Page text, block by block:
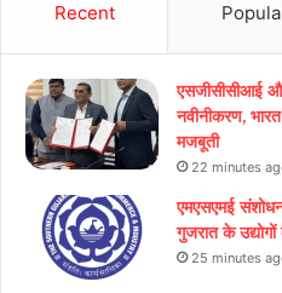
Recent
एसजीसीसीआई
नवीनीकरण,
मजबूती
22 minutes
एमएसएमई
गुजरात के
25 minutes